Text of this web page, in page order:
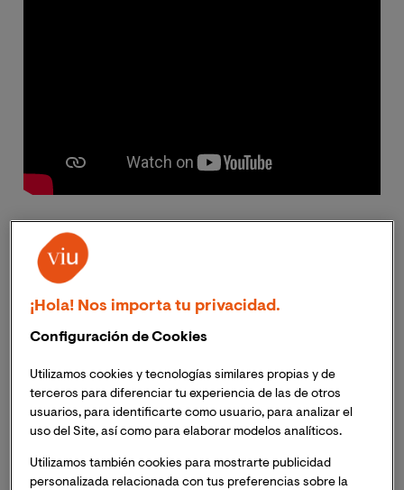
Nuestra forma de existir en sociedad está
indisolublemente ligada a los sistemas económicos que
intercambio. La lógica económica no solo rige la
muchas veces de forma casi imperceptible, otros
ámbitos de nuestra vida, como las relaciones afectivas,
los procesos de construcción de identidad y
¡Hola! Nos importa tu privacidad.
Configuración de Cookies
Utilizamos cookies y tecnologías similares propias y de
terceros para diferenciar tu experiencia de las de otros
usuarios, para identificarte como usuario, para analizar el
uso del Site, así como para elaborar modelos analíticos.
Utilizamos también cookies para mostrarte publicidad
personalizada relacionada con tus preferencias sobre la